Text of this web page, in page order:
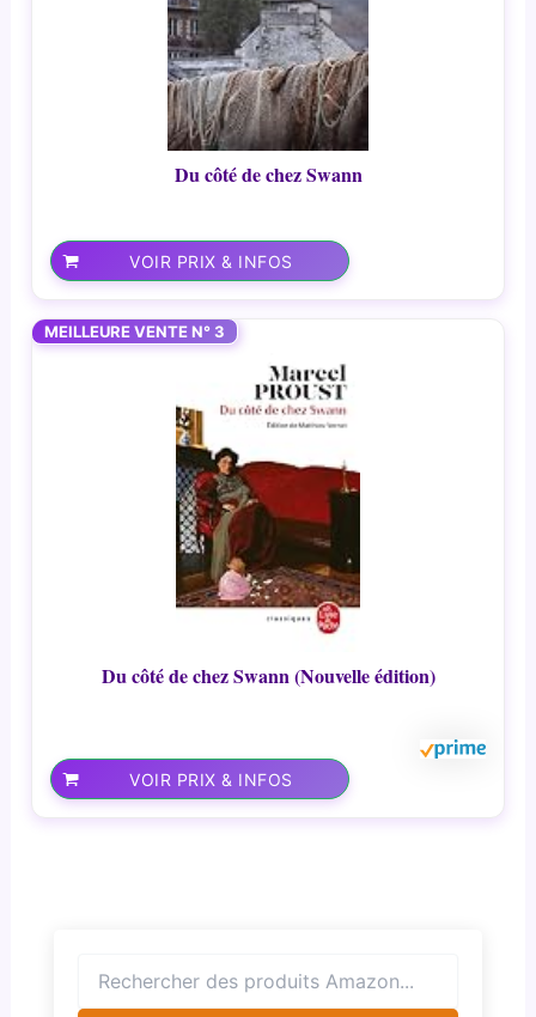
Du côté de chez Swann
VOIR PRIX & INFOS
MEILLEURE VENTE N° 3
Du côté de chez Swann (Nouvelle édition)
VOIR PRIX & INFOS